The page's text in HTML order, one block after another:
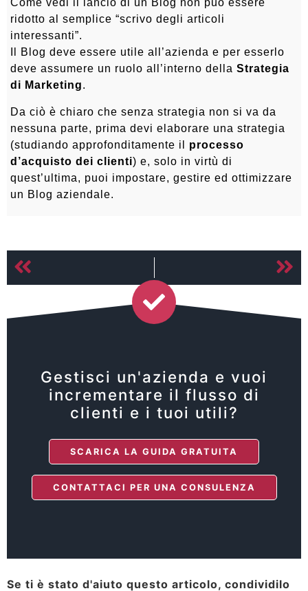
Come vedi il lancio di un Blog non può essere
ridotto al semplice “scrivo degli articoli
interessanti”.
Il Blog deve essere utile all’azienda e per esserlo
deve assumere un ruolo all’interno della Strategia
di Marketing.
Da ciò è chiaro che senza strategia non si va da
nessuna parte, prima devi elaborare una strategia
(studiando approfonditamente il processo
d’acquisto dei clienti) e, solo in virtù di
quest’ultima, puoi impostare, gestire ed ottimizzare
un Blog aziendale.
Gestisci un'azienda e vuoi
incrementare il flusso di
clienti e i tuoi utili?
SCARICA LA GUIDA GRATUITA
CONTATTACI PER UNA CONSULENZA
Se ti è stato d'aiuto questo articolo, condividilo